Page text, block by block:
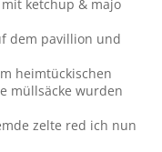
ketchup & majo
dem pavillion und
heimtückischen
müllsäcke wurden
zelte red ich nun